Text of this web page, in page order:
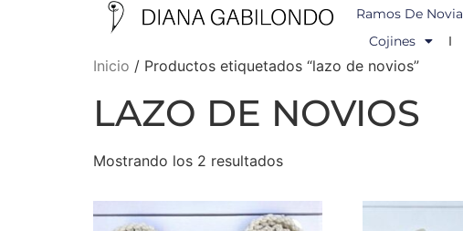
Ramos De Novia
Cojines
Inicio / Productos etiquetados “lazo de novios”
LAZO DE NOVIOS
Mostrando los 2 resultados